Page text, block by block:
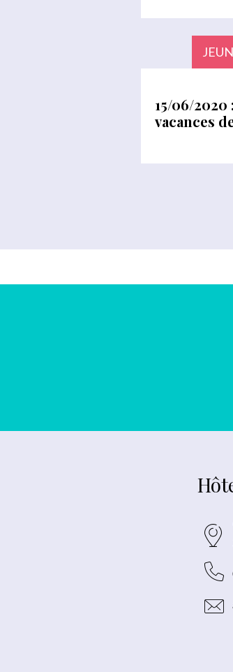
15/06/2020
vacances